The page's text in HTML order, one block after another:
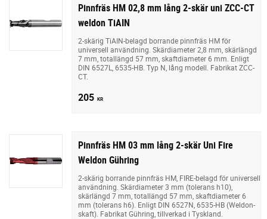
Pinnfräs HM 02,8 mm lång 2-skär uni ZCC-CT
weldon TiAIN
2-skärig TiAIN-belagd borrande pinnfräs HM för
universell användning. Skärdiameter 2,8 mm, skärlängd
7 mm, totallängd 57 mm, skaftdiameter 6 mm. Enligt
DIN 6527L, 6535-HB. Typ N, lång modell. Fabrikat ZCC-
CT.
205 KR
Pinnfräs HM 03 mm lång 2-skär Uni Fire
Weldon Gühring
2-skärig borrande pinnfräs HM, FIRE-belagd för universell
användning. Skärdiameter 3 mm (tolerans h10),
skärlängd 7 mm, totallängd 57 mm, skaftdiameter 6
mm (tolerans h6). Enligt DIN 6527N, 6535-HB (Weldon-
skaft). Fabrikat Gühring, tillverkad i Tyskland.